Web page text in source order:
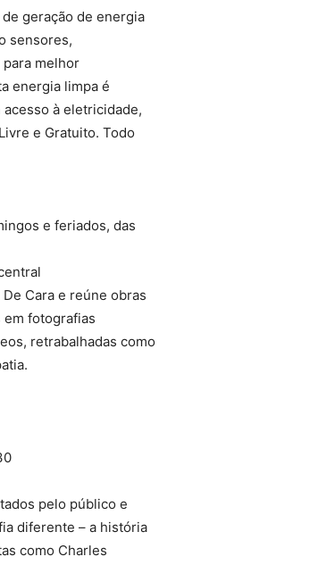
geração de energia
sensores,
melhor
energia limpa é
à eletricidade,
e Gratuito. Todo
e feriados, das
Cara e reúne obras
fotografias
retrabalhadas como
pelo público e
diferente – a história
como Charles